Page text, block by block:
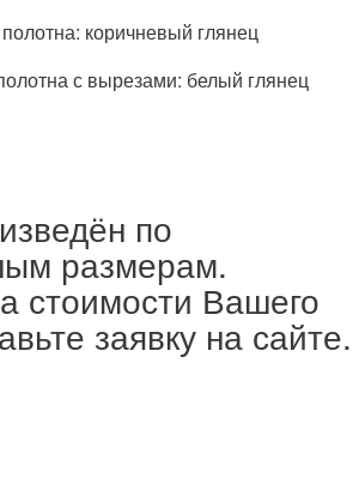
коричневый глянец
с вырезами: белый глянец
по
размерам.
стоимости Вашего
заявку на сайте.